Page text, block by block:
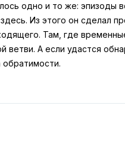
одно и то же: эпизоды
здесь. Из этого он сделал
Там, где
А если удастся